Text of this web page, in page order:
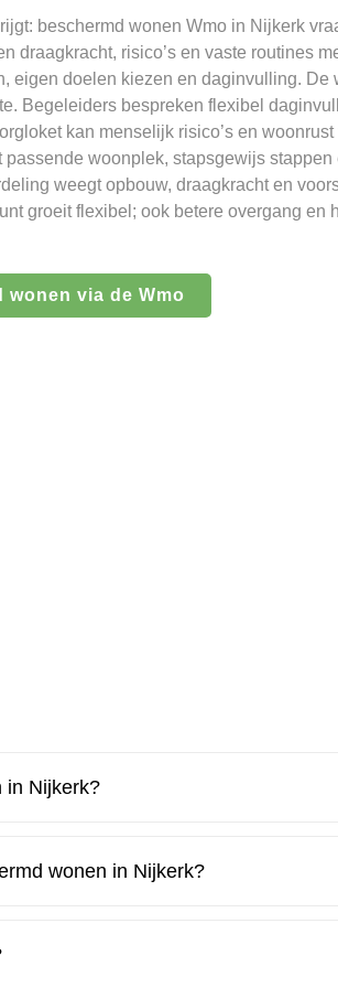
beschermd wonen Wmo in Nijkerk
draagkracht, risico’s en vaste routines
eigen doelen kiezen en daginvulling. De
Begeleiders bespreken flexibel
kan menselijk risico’s en
woonplek, stapsgewijs stappen
weegt opbouw, draagkracht en
groeit flexibel; ook betere overgang en
wonen via de Wmo
in Nijkerk?
wonen in Nijkerk?